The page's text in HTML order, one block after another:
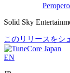
Solid Sky
このリリースをシ
EN